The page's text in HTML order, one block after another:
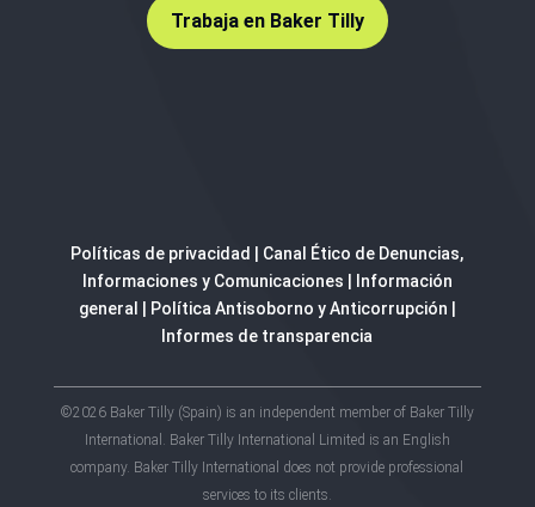
Trabaja en Baker Tilly
Políticas de privacidad
Canal Ético de Denuncias,
Informaciones y Comunicaciones
Información
general
Política Antisoborno y Anticorrupción
Informes de transparencia
©2026 Baker Tilly (Spain) is an independent member of Baker Tilly
International. Baker Tilly International Limited is an English
company. Baker Tilly International does not provide professional
services to its clients.